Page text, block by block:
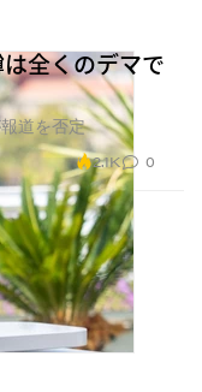
全くのデマで
道を否定
2.1K 0